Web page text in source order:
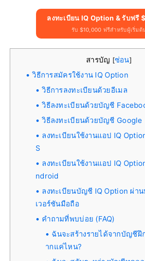
ลงทะเบียน IQ Option & รับฟรี
รับ $10,000 ฟรีสำหรับผู้เริ่มต้
สารบัญ [ซ่อน]
วิธีการสมัครใช้งาน IQ Option
วิธีการลงทะเบียนด้วยอีเมล
วิธีลงทะเบียนด้วยบัญชี
วิธีลงทะเบียนด้วยบัญชี Google
ลงทะเบียนใช้งานแอป IQ
S
ลงทะเบียนใช้งานแอป IQ
ndroid
ลงทะเบียนบัญชี IQ Option ผ่าน
เวอร์ชันมือถือ
คำถามที่พบบ่อย (FAQ)
ฉันจะสร้างรายได้จากบัญชีฝึ
ากแค่ไหน?